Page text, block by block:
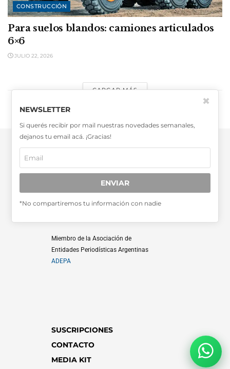
CONSTRUCCIÓN
Para suelos blandos: camiones articulados
6×6
JULIO 22, 2026
CARGAR MÁS
SABER MÁS >>
OTRAS PUBLICACIONES >>
Miembro de la Asociación de
Entidades Periodísticas Argentinas
ADEPA
SUSCRIPCIONES
CONTACTO
MEDIA KIT
NEWSLETTER
Si querés recibir por mail nuestras novedades semanales,
dejanos tu email acá. ¡Gracias!
ENVIAR
*No compartiremos tu información con nadie
✖